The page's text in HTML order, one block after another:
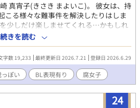
真宵子(きさき まよいこ)。 彼女は、持
こる様々な難事件を解決したりはしま
少しだけ楽しませてくれる…かもしれ
な日常を、お楽しみください！☆純度
続きを読む
字数 19,233 最終更新日 2026.7.21 登録日 2026.6.29
ぽい BL表現有り 腐女子
24